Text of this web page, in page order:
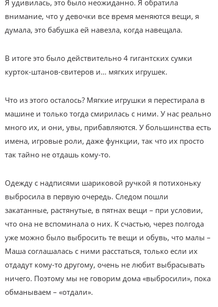
Я удивилась, это было неожиданно. Я обратила
внимание, что у девочки все время меняются вещи, я
думала, это бабушка ей навезла, когда навещала.
В итоге это было действительно 4 гигантских сумки
курток-штанов-свитеров и… мягких игрушек.
Что из этого осталось? Мягкие игрушки я перестирала в
машине и только тогда смирилась с ними. У нас реально
много их, и они, увы, прибавляются. У большинства есть
имена, игровые роли, даже функции, так что их просто
так тайно не отдашь кому-то.
Одежду с надписями шариковой ручкой я потихоньку
выбросила в первую очередь. Следом пошли
закатанные, растянутые, в пятнах вещи – при условии,
что она не вспоминала о них. К счастью, через полгода
уже можно было выбросить те вещи и обувь, что малы –
Маша соглашалась с ними расстаться, только если их
отдадут кому-то другому, очень не любит выбрасывать
ничего. Поэтому мы не говорим дома «выбросили», пока
обманываем – «отдали».